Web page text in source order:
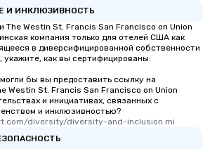
from Day to Night
group experience,
key. Whether you
after work, we can
you to provide
needs. Go for as Long or as Short as
И ИНКЛЮЗИВНОСТЬ
The Westin St. Francis San Francisco on Union
компания только для отелей США как
в диверсифицированной собственности
укажите, как вы сертифицированы:
бы вы предоставить ссылку на
Westin St. Francis San Francisco on Union
и инициативах, связанных с
и инклюзивностью?
diversity/diversity-and-inclusion.mi